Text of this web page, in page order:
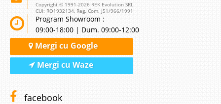
Copyright © 1991-2026 REK Evolution SRL
CUI: RO1932134, Reg. Com. J51/966/1991
Program Showroom :
09:00-18:00 | Dum. 09:00-12:00
Mergi cu Google
Mergi cu Waze
facebook